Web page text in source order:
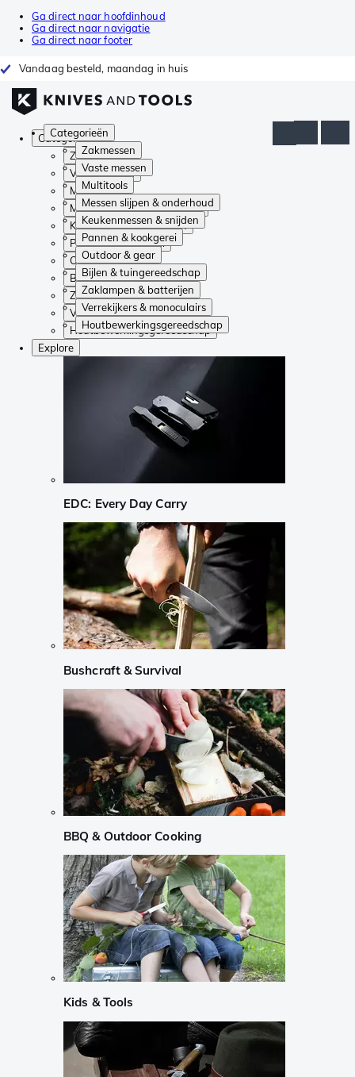
Ga direct naar hoofdinhoud
Ga direct naar navigatie
Ga direct naar footer
Vandaag besteld, maandag in huis
Categorieën
Zakmessen
Vaste messen
Multitools
Messen slijpen & onderhoud
Keukenmessen & snijden
Pannen & kookgerei
Outdoor & gear
Bijlen & tuingereedschap
Zaklampen & batterijen
Verrekijkers & monoculairs
Houtbewerkingsgereedschap
Categorieën
Zakmessen
Vaste messen
Multitools
Messen slijpen & onderhoud
Keukenmessen & snijden
Pannen & kookgerei
Outdoor & gear
Bijlen & tuingereedschap
Zaklampen & batterijen
Verrekijkers & monoculairs
Houtbewerkingsgereedschap
Explore
EDC: Every Day Carry
Bushcraft & Survival
BBQ & Outdoor Cooking
Kids & Tools